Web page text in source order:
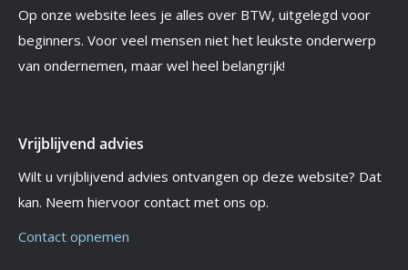
Op onze website lees je alles over BTW, uitgelegd voor
beginners. Voor veel mensen niet het leukste onderwerp
van ondernemen, maar wel heel belangrijk!
Vrijblijvend advies
Wilt u vrijblijvend advies ontvangen op deze website? Dat
kan. Neem hiervoor contact met ons op.
Contact opnemen